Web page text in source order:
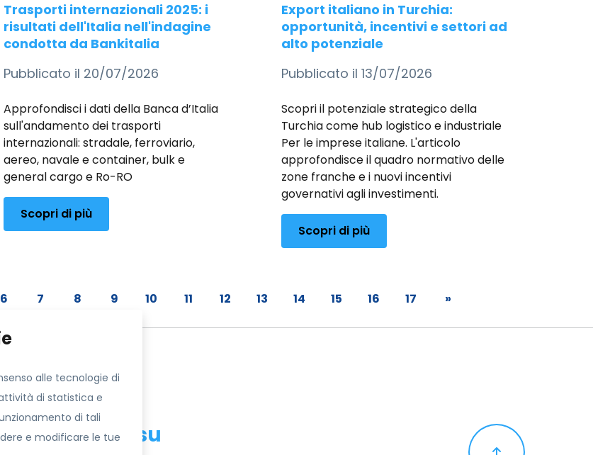
Trasporti internazionali 2025: i
risultati dell'Italia nell'indagine
condotta da Bankitalia
Pubblicato il 20/07/2026
Approfondisci i dati della Banca d’Italia
sull'andamento dei trasporti
internazionali: stradale, ferroviario,
aereo, navale e container, bulk e
general cargo e Ro-RO
Scopri di più
Export italiano in Turchia:
opportunità, incentivi e settori ad
alto potenziale
Pubblicato il 13/07/2026
Scopri il potenziale strategico della
Turchia come hub logistico e industriale
Per le imprese italiane. L'articolo
approfondisce il quadro normativo delle
zone franche e i nuovi incentivi
governativi agli investimenti.
Scopri di più
6 7 8 9 10 11 12 13 14 15 16 17 »
Seguici su